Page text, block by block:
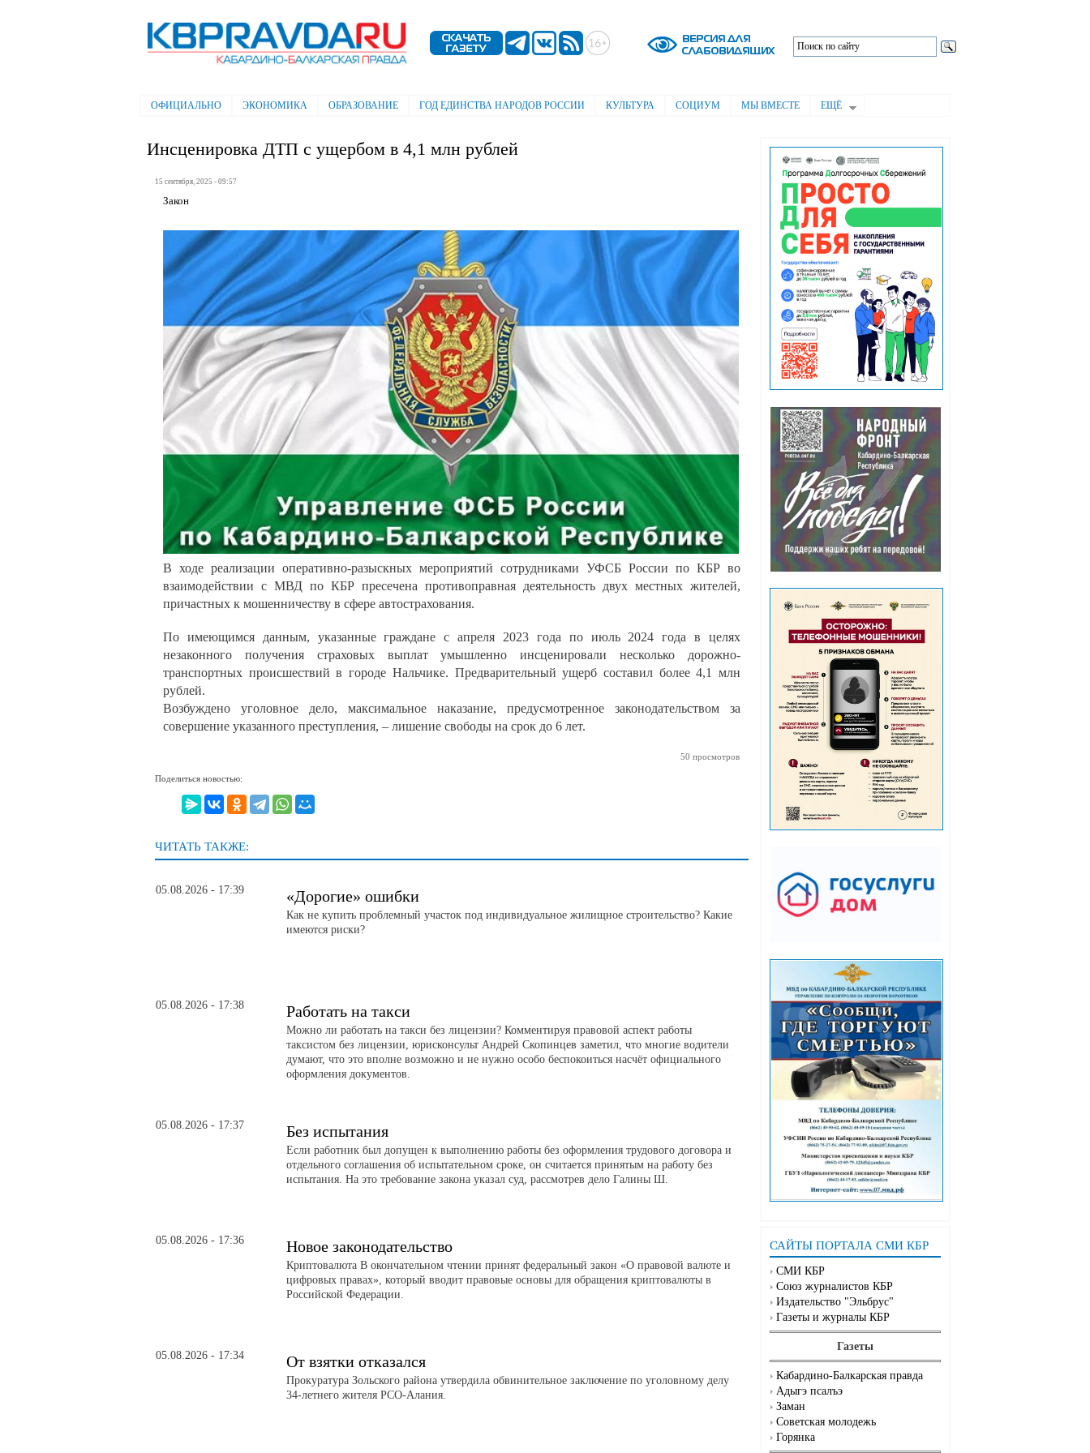
содержанию
Электронная газета "Кабардино-
Балкарская правда"
Главное меню
ОФИЦИАЛЬНО ЭКОНОМИКА ОБРАЗОВАНИЕ ГОД ЕДИНСТВА НАРОДОВ РОССИИ КУЛЬТУРА СОЦИУМ МЫ ВМЕСТЕ ЕЩЁ
САЙТЫ ПОРТАЛА СМИ КБР
СМИ КБР
Союз журналистов КБР
Издательство "Эльбрус"
Газеты и журналы КБР
Газеты
Кабардино-Балкарская правда
Адыгэ псалъэ
Заман
Советская молодежь
Горянка
Инсценировка ДТП с ущербом в 4,1 млн рублей
15 сентября, 2025 - 09:57
Закон
В ходе реализации оперативно-разыскных мероприятий сотрудниками УФСБ России по КБР во
взаимодействии с МВД по КБР пресечена противоправная деятельность двух местных жителей,
причастных к мошенничеству в сфере автострахования.
По имеющимся данным, указанные граждане с апреля 2023 года по июль 2024 года в целях
незаконного получения страховых выплат умышленно инсценировали несколько дорожно-
транспортных происшествий в городе Нальчике. Предварительный ущерб составил более 4,1 млн
рублей.
Возбуждено уголовное дело, максимальное наказание, предусмотренное законодательством за
совершение указанного преступления, – лишение свободы на срок до 6 лет.
50 просмотров
Поделиться новостью:
ЧИТАТЬ ТАКЖЕ:
05.08.2026 - 17:39 «Дорогие» ошибки
Как не купить проблемный участок под индивидуальное жилищное строительство? Какие
имеются риски?
05.08.2026 - 17:38 Работать на такси
Можно ли работать на такси без лицензии? Комментируя правовой аспект работы
таксистом без лицензии, юрисконсульт Андрей Скопинцев заметил, что многие водители
думают, что это вполне возможно и не нужно особо беспокоиться насчёт официального
оформления документов.
05.08.2026 - 17:37 Без испытания
Если работник был допущен к выполнению работы без оформления трудового договора и
отдельного соглашения об испытательном сроке, он считается принятым на работу без
испытания. На это требование закона указал суд, рассмотрев дело Галины Ш.
05.08.2026 - 17:36 Новое законодательство
Криптовалюта В окончательном чтении принят федеральный закон «О правовой валюте и
цифровых правах», который вводит правовые основы для обращения криптовалюты в
Российской Федерации.
05.08.2026 - 17:34 От взятки отказался
Прокуратура Зольского района утвердила обвинительное заключение по уголовному делу
34-летнего жителя РСО-Алания.